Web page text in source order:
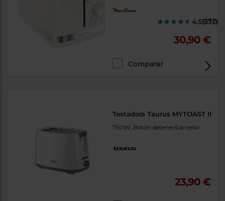
(232)
30,90 €
Comparar
Tostadora Taurus MYTOAST II
750W, Botón detener/cancelar
23,90 €